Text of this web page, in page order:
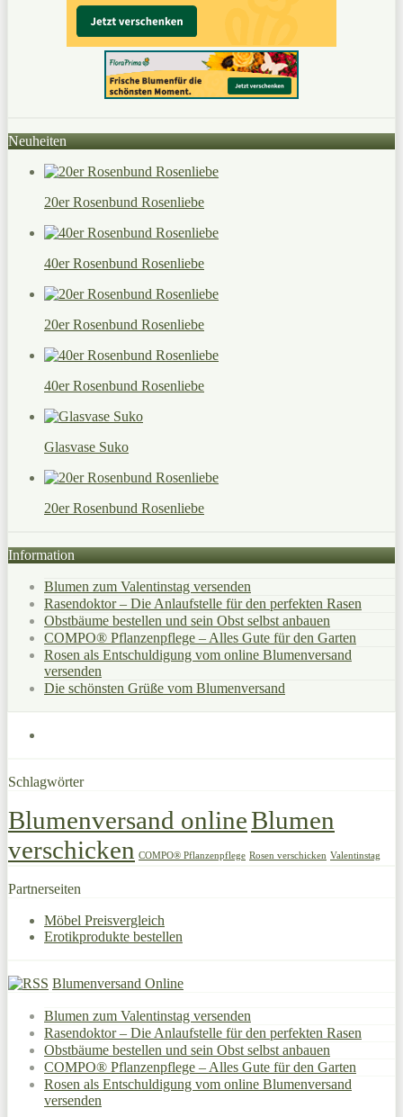
Neuheiten
20er Rosenbund Rosenliebe
40er Rosenbund Rosenliebe
20er Rosenbund Rosenliebe
40er Rosenbund Rosenliebe
Glasvase Suko
20er Rosenbund Rosenliebe
Information
Blumen zum Valentinstag versenden
Rasendoktor – Die Anlaufstelle für den perfekten Rasen
Obstbäume bestellen und sein Obst selbst anbauen
COMPO® Pflanzenpflege – Alles Gute für den Garten
Rosen als Entschuldigung vom online Blumenversand
versenden
Die schönsten Grüße vom Blumenversand
Schlagwörter
Blumenversand onlineBlumen
verschicken COMPO® Pflanzenpflege Rosen verschicken Valentinstag
Partnerseiten
Möbel Preisvergleich
Erotikprodukte bestellen
Blumenversand Online
Blumen zum Valentinstag versenden
Rasendoktor – Die Anlaufstelle für den perfekten Rasen
Obstbäume bestellen und sein Obst selbst anbauen
COMPO® Pflanzenpflege – Alles Gute für den Garten
Rosen als Entschuldigung vom online Blumenversand
versenden